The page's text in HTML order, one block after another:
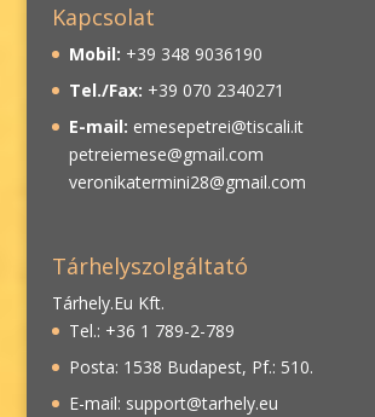
Kapcsolat
Mobil: +39 348 9036190
Tel./Fax: +39 070 2340271
E-mail: emesepetrei@tiscali.it
petreiemese@gmail.com
veronikatermini28@gmail.com
Tárhelyszolgáltató
Tárhely.Eu Kft.
Tel.: +36 1 789-2-789
Posta: 1538 Budapest, Pf.: 510.
E-mail: support@tarhely.eu